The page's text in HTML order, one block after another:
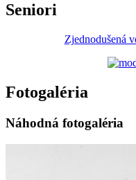
Seniori
Zjednodušená
Fotogaléria
Náhodná fotogaléria